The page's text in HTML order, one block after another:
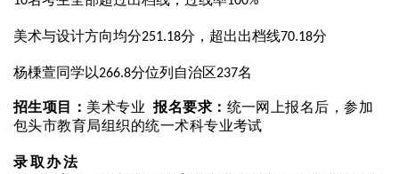
美术与设计方向均分251.18分，超出出档线70.18分
杨棅萱同学以266.8分位列自治区237名
招生项目： 美术专业 报名要求： 统一网上报名后，参加
包头市教育局组织的统一术科专业考试
录取办法